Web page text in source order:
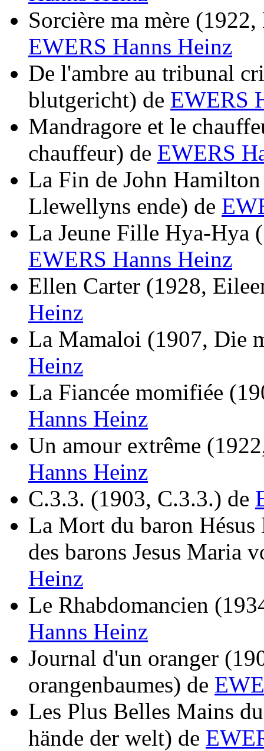
Sorcière ma mère (1922,
EWERS Hanns Heinz
De l'ambre au tribunal
blutgericht) de EWERS
Mandragore et le
chauffeur) de EWERS
La Fin de John
Llewellyns ende) de
La Jeune Fille Hya-Hya
EWERS Hanns Heinz
Ellen Carter (1928,
Heinz
La Mamaloi (1907, Die
Heinz
La Fiancée momifiée
Hanns Heinz
Un amour extrême
Hanns Heinz
C.3.3. (1903, C.3.3.) de
La Mort du baron
des barons Jesus Maria
Heinz
Le Rhabdomancien
Hanns Heinz
Journal d'un oranger
orangenbaumes) de
Les Plus Belles Mains
hände der welt) de